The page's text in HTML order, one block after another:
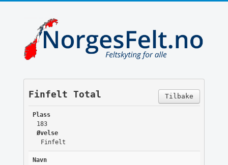
Tilbake
Finfelt Total
Plass
183
Øvelse
Finfelt
Navn